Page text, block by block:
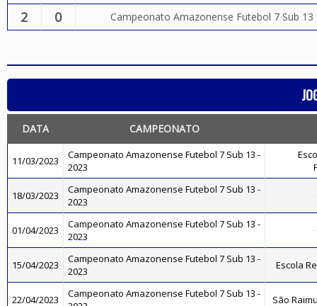
2 0 Campeonato Amazonense Futebol 7 Sub 13
DATA CAMPEONATO
11/03/2023
Campeonato Amazonense Futebol 7 Sub 13 -
2023
18/03/2023
Campeonato Amazonense Futebol 7 Sub 13 -
2023
01/04/2023
Campeonato Amazonense Futebol 7 Sub 13 -
2023
15/04/2023
Campeonato Amazonense Futebol 7 Sub 13 -
2023
Escola
22/04/2023
Campeonato Amazonense Futebol 7 Sub 13 -
São